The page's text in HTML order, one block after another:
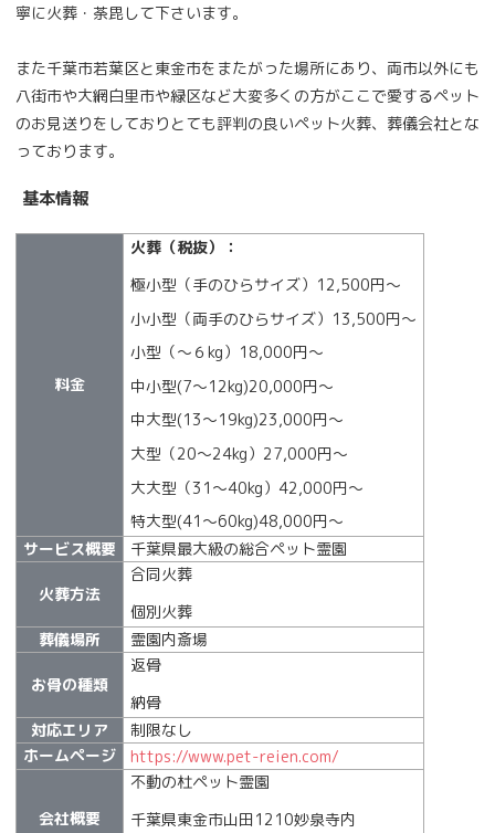
寧に火葬・荼毘して下さいます。
また千葉市若葉区と東金市をまたがった場所にあり、両市以外にも
八街市や大網白里市や緑区など大変多くの方がここで愛するペット
のお見送りをしておりとても評判の良いペット火葬、葬儀会社とな
っております。
基本情報
料金
火葬（税抜）：
極小型（手のひらサイズ）12,500円〜
小小型（両手のひらサイズ）13,500円〜
小型（〜６kg）18,000円〜
中小型(7〜12kg)20,000円〜
中大型(13〜19kg)23,000円〜
大型（20〜24kg）27,000円〜
大大型（31〜40kg）42,000円〜
特大型(41〜60kg)48,000円〜
サービス概要
千葉県最大級の総合ペット霊園
火葬方法
合同火葬
個別火葬
葬儀場所
霊園内斎場
お骨の種類
返骨
納骨
対応エリア
制限なし
ホームページ
https://www.pet-reien.com/
会社概要
不動の杜ペット霊園
千葉県東金市山田1210妙泉寺内